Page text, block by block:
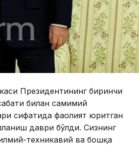
Президентининг биринчи
билан самимий
сифатида фаолият юритган
даври бўлди. Сизнинг
техникавий ва бошқа